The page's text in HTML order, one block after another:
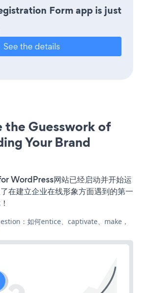
Form app is just
See the details
the Guesswork of
Your Brand
WordPress网站已经启动并开始运
在建立企业在线形象方面遇到的第一
：如何entice、captivate、make，